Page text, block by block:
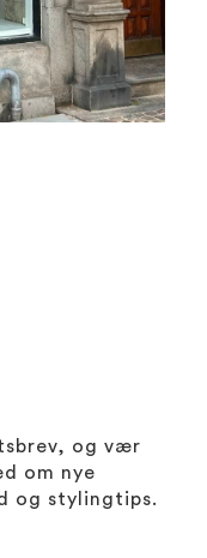
og vær
om nye
og stylingtips.